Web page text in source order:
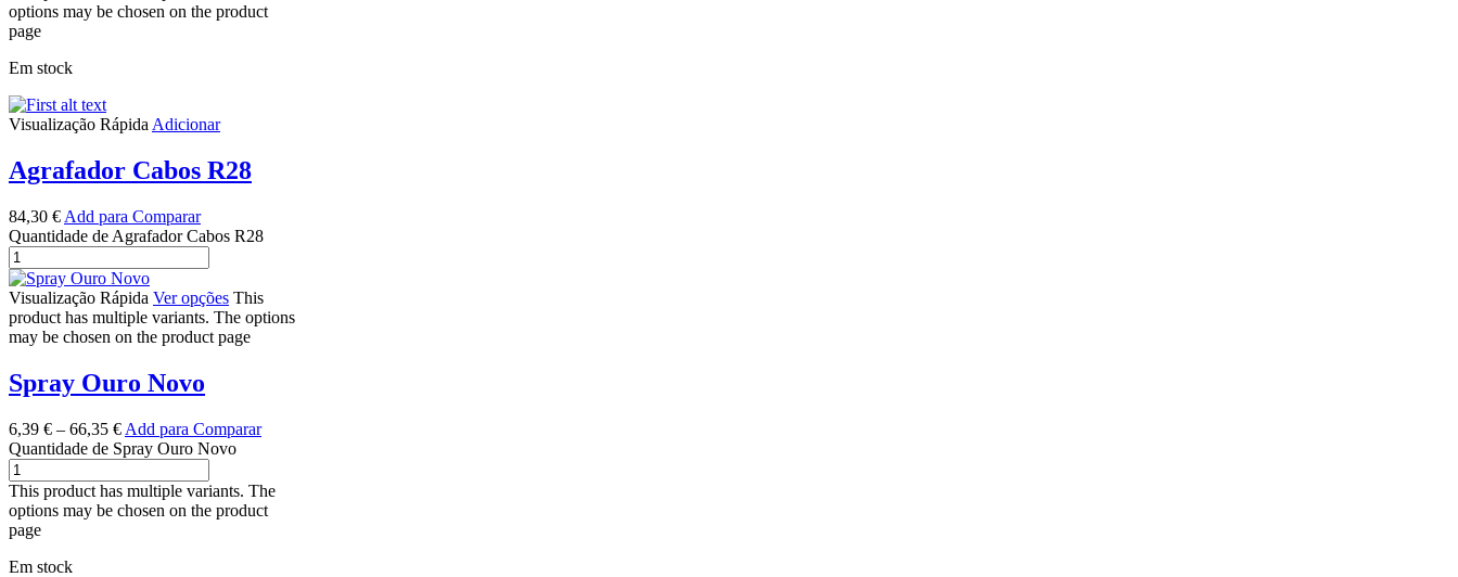
options may be chosen on the product
page
Em stock
Visualização Rápida Adicionar
Agrafador Cabos R28
84,30 € Add para Comparar
Quantidade de Agrafador Cabos R28
Visualização Rápida Ver opções This
product has multiple variants. The options
may be chosen on the product page
Spray Ouro Novo
6,39 € – 66,35 € Add para Comparar
Quantidade de Spray Ouro Novo
This product has multiple variants. The
options may be chosen on the product
page
Em stock